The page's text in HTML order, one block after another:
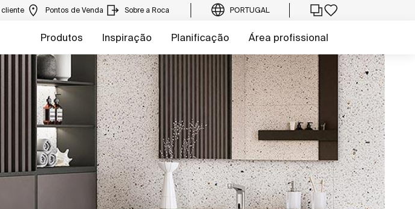
cliente Pontos de Venda Sobre a Roca PORTUGAL
Produtos Inspiração Planificação Área profissional